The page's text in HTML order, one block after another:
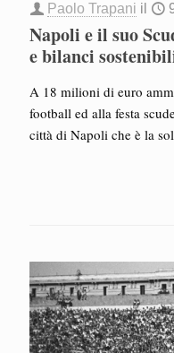
Paolo Trapani il
Napoli e il suo
e bilanci
A 18 milioni di euro
football ed alla festa
città di Napoli che è la